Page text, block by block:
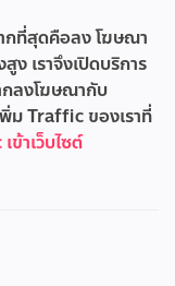
กที่สุดคือลง โฆษณา
ง เราจึงเปิดบริการ
กลงโฆษณากับ
ม Traffic ของเราที่
ข้าเว็บไซต์